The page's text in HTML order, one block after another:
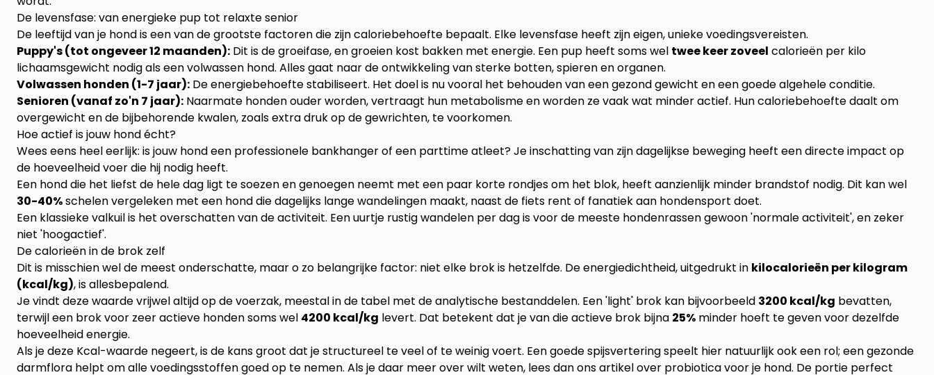
De levensfase: van energieke pup tot relaxte senior
De leeftijd van je hond is een van de grootste factoren die zijn caloriebehoefte bepaalt. Elke levensfase heeft zijn eigen, unieke voedingsvereisten.
Puppy's (tot ongeveer 12 maanden): Dit is de groeifase, en groeien kost bakken met energie. Een pup heeft soms wel twee keer zoveel calorieën per kilo
lichaamsgewicht nodig als een volwassen hond. Alles gaat naar de ontwikkeling van sterke botten, spieren en organen.
Volwassen honden (1-7 jaar): De energiebehoefte stabiliseert. Het doel is nu vooral het behouden van een gezond gewicht en een goede algehele conditie.
Senioren (vanaf zo'n 7 jaar): Naarmate honden ouder worden, vertraagt hun metabolisme en worden ze vaak wat minder actief. Hun caloriebehoefte daalt om
overgewicht en de bijbehorende kwalen, zoals extra druk op de gewrichten, te voorkomen.
Hoe actief is jouw hond écht?
Wees eens heel eerlijk: is jouw hond een professionele bankhanger of een parttime atleet? Je inschatting van zijn dagelijkse beweging heeft een directe impact op
de hoeveelheid voer die hij nodig heeft.
Een hond die het liefst de hele dag ligt te soezen en genoegen neemt met een paar korte rondjes om het blok, heeft aanzienlijk minder brandstof nodig. Dit kan wel
30-40%schelen vergeleken met een hond die dagelijks lange wandelingen maakt, naast de fiets rent of fanatiek aan hondensport doet.
Een klassieke valkuil is het overschatten van de activiteit. Een uurtje rustig wandelen per dag is voor de meeste hondenrassen gewoon 'normale activiteit', en zeker
niet 'hoogactief'.
De calorieën in de brok zelf
Dit is misschien wel de meest onderschatte, maar o zo belangrijke factor: niet elke brok is hetzelfde. De energiedichtheid, uitgedrukt in kilocalorieën per kilogram
(kcal/kg), is allesbepalend.
Je vindt deze waarde vrijwel altijd op de voerzak, meestal in de tabel met de analytische bestanddelen. Een 'light' brok kan bijvoorbeeld 3200 kcal/kg bevatten,
terwijl een brok voor zeer actieve honden soms wel 4200 kcal/kg levert. Dat betekent dat je van die actieve brok bijna 25% minder hoeft te geven voor dezelfde
hoeveelheid energie.
Als je deze Kcal-waarde negeert, is de kans groot dat je structureel te veel of te weinig voert. Een goede spijsvertering speelt hier natuurlijk ook een rol; een gezonde
darmflora helpt om alle voedingsstoffen goed op te nemen. Als je daar meer over wilt weten, lees dan ons artikel over probiotica voor je hond. De portie perfect